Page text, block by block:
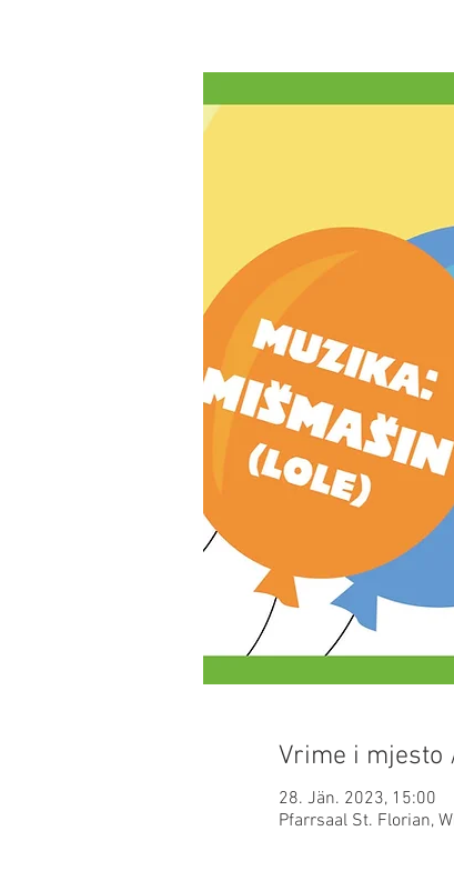
Vrime i mjesto
28. Jän. 2023, 15:00
Pfarrsaal St. Florian,